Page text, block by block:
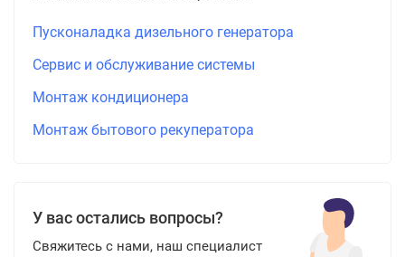
Пусконаладка дизельного генератора
Сервис и обслуживание системы
Монтаж кондиционера
Монтаж бытового рекуператора
У вас остались вопросы?
Свяжитесь с нами, наш специалист